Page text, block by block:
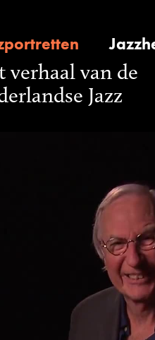
verhaal van de
Jazz